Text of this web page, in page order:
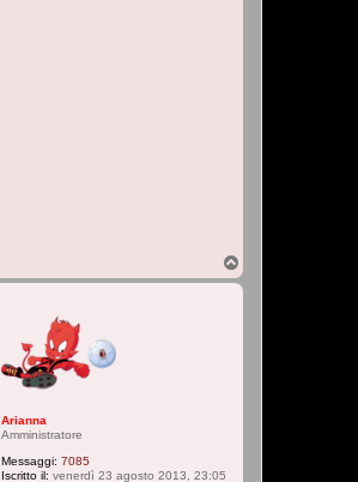
o
p
Arianna
Amministratore
Messaggi: 7085
Iscritto il: venerdì 23 agosto 2013, 23:05